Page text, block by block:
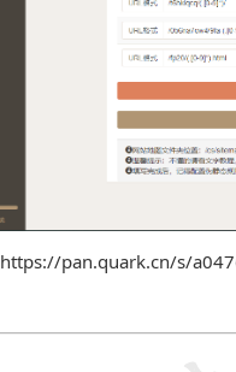
https://pan.quark.cn/s/